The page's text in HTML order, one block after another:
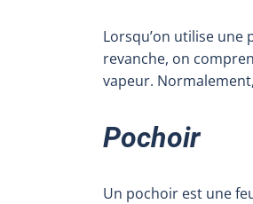
Lorsqu’on utilise une
revanche, on
vapeur.
Pochoir
Un pochoir est une